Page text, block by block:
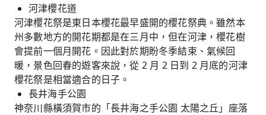
河津櫻花道
河津櫻花祭是東日本櫻花最早盛開的櫻花祭典。雖然本
州多數地方的開花期都是在三月中，但在河津，櫻花樹
會提前一個月開花。因此對於期盼冬季結束、氣候回
暖，景色回春的遊客來說，從 2 月 2 日到 2 月底的河津
櫻花祭是相當適合的日子。
長井海手公園
神奈川縣橫須賀市的「長井海之手公園 太陽之丘」座落